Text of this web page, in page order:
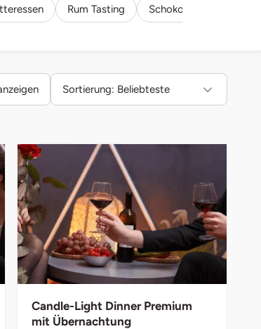
Rum Tasting Schokolade
Sortierung: Beliebteste
Candle-Light Dinner Premium
mit Übernachtung